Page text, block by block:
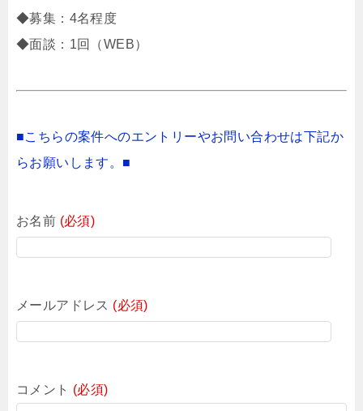
◆募集：4名程度
◆面談：1回（WEB）
■こちらの案件へのエントリーやお問い合わせは下記か
らお願いします。■
お名前 (必須)
メールアドレス (必須)
コメント (必須)